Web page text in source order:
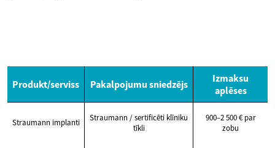
Produkt/serviss Pakalpojumu sniedzējs
Izmaksu
aplēses
Straumann implanti
Straumann / sertificēti klīniku
tīkli
900–2 500 € par
zobu